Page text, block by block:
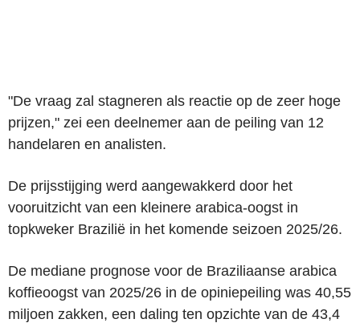
"De vraag zal stagneren als reactie op de zeer hoge
prijzen," zei een deelnemer aan de peiling van 12
handelaren en analisten.
De prijsstijging werd aangewakkerd door het
vooruitzicht van een kleinere arabica-oogst in
topkweker Brazilië in het komende seizoen 2025/26.
De mediane prognose voor de Braziliaanse arabica
koffieoogst van 2025/26 in de opiniepeiling was 40,55
miljoen zakken, een daling ten opzichte van de 43,4